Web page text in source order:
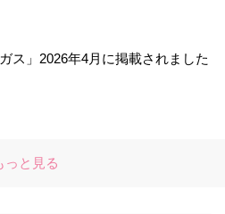
ス」2026年4月に掲載されました
っと見る